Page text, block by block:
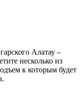
Алатау –
несколько из
к которым будет